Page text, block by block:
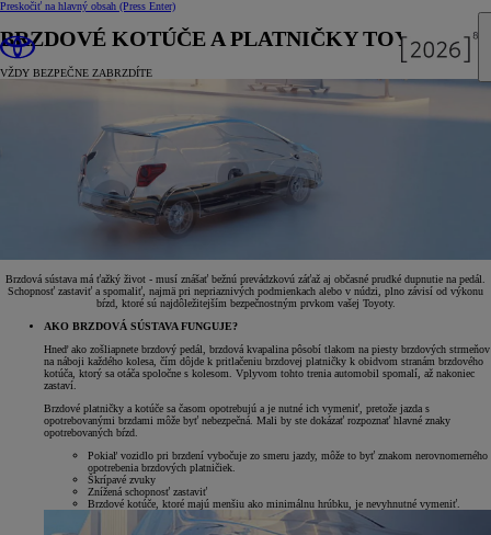
Preskočiť na hlavný obsah (Press Enter)
BRZDOVÉ KOTÚČE A PLATNIČKY TOYOTA
VŽDY BEZPEČNE ZABRZDÍTE
Brzdová sústava má ťažký život - musí znášať bežnú prevádzkovú záťaž aj občasné prudké dupnutie na pedál.
Schopnosť zastaviť a spomaliť, najmä pri nepriaznivých podmienkach alebo v núdzi, plno závisí od výkonu
bŕzd, ktoré sú najdôležitejším bezpečnostným prvkom vašej Toyoty.
AKO BRZDOVÁ SÚSTAVA FUNGUJE?
Hneď ako zošliapnete brzdový pedál, brzdová kvapalina pôsobí tlakom na piesty brzdových strmeňov
na náboji každého kolesa, čím dôjde k pritlačeniu brzdovej platničky k obidvom stranám brzdového
kotúča, ktorý sa otáča spoločne s kolesom. Vplyvom tohto trenia automobil spomalí, až nakoniec
zastaví.
Brzdové platničky a kotúče sa časom opotrebujú a je nutné ich vymeniť, pretože jazda s
opotrebovanými brzdami môže byť nebezpečná. Mali by ste dokázať rozpoznať hlavné znaky
opotrebovaných bŕzd.
Pokiaľ vozidlo pri brzdení vybočuje zo smeru jazdy, môže to byť znakom nerovnomerného
opotrebenia brzdových platničiek.
Škrípavé zvuky
Znížená schopnosť zastaviť
Brzdové kotúče, ktoré majú menšiu ako minimálnu hrúbku, je nevyhnutné vymeniť.